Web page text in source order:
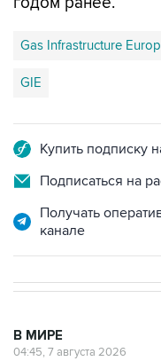
Gas Infrastructure
GIE
Купить подписку
Подписаться на
Получать
канале
В МИРЕ
04:45, 7 августа 2026